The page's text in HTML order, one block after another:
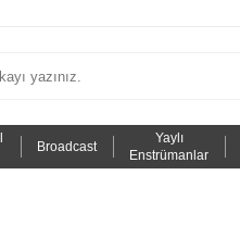
Broadcast
Yaylı
Enstrümanlar